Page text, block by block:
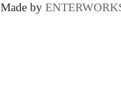
Made by